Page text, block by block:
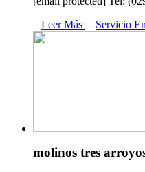
Leer Más
Servicio
molinos tres